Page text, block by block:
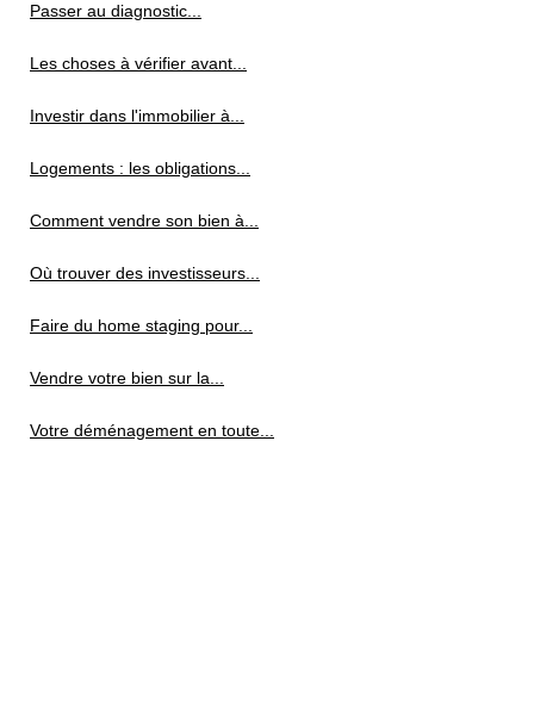
Passer au diagnostic...
Les choses à vérifier avant...
Investir dans l'immobilier à...
Logements : les obligations...
Comment vendre son bien à...
Où trouver des investisseurs...
Faire du home staging pour...
Vendre votre bien sur la...
Votre déménagement en toute...